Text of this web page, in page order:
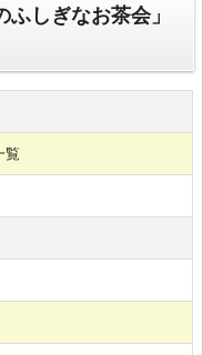
しぎなお茶会」
覧